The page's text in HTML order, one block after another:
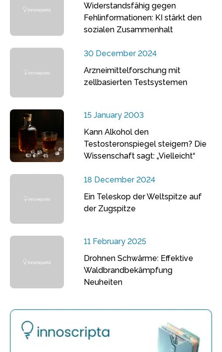
Widerstandsfähig gegen
Fehlinformationen: KI stärkt den
sozialen Zusammenhalt
30 December 2024
Arzneimittelforschung mit
zellbasierten Testsystemen
15 January 2003
Kann Alkohol den
Testosteronspiegel steigern? Die
Wissenschaft sagt: „Vielleicht“
18 December 2024
Ein Teleskop der Weltspitze auf
der Zugspitze
11 February 2025
Drohnen Schwärme: Effektive
Waldbrandbekämpfung
Neuheiten